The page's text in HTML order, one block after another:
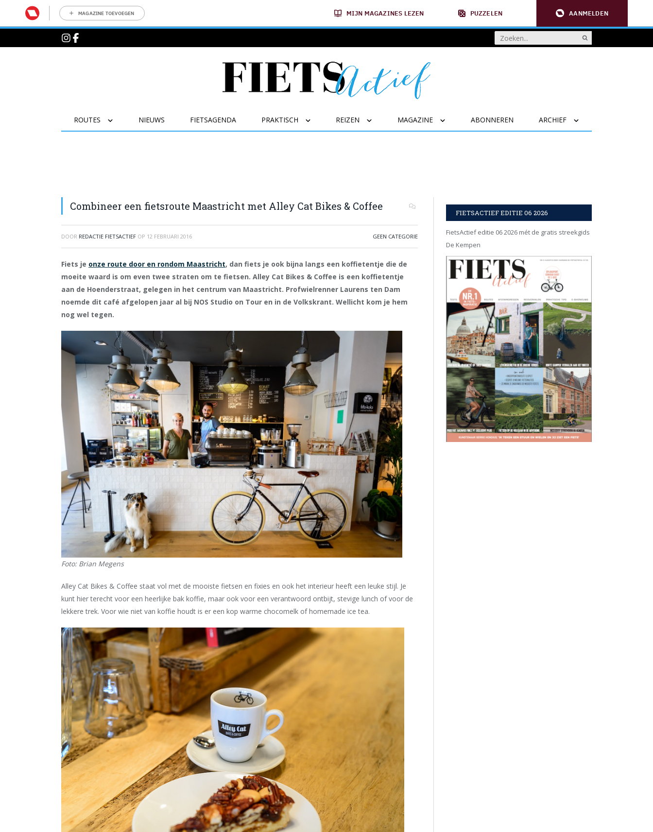
MAGAZINE TOEVOEGEN MIJN MAGAZINES LEZEN PUZZELEN AANMELDEN
ROUTES NIEUWS FIETSAGENDA PRAKTISCH REIZEN MAGAZINE ABONNEREN ARCHIEF
Combineer een fietsroute Maastricht met Alley Cat Bikes & Coffee
DOOR REDACTIE FIETSACTIEF OP 12 FEBRUARI 2016 GEEN CATEGORIE
Fiets je onze route door en rondom Maastricht, dan fiets je ook bijna langs een koffietentje die de
moeite waard is om even twee straten om te fietsen. Alley Cat Bikes & Coffee is een koffietentje
aan de Hoenderstraat, gelegen in het centrum van Maastricht. Profwielrenner Laurens ten Dam
noemde dit café afgelopen jaar al bij NOS Studio on Tour en in de Volkskrant. Wellicht kom je hem
nog wel tegen.
Foto: Brian Megens
Alley Cat Bikes & Coffee staat vol met de mooiste fietsen en fixies en ook het interieur heeft een leuke stijl. Je
kunt hier terecht voor een heerlijke bak koffie, maar ook voor een verantwoord ontbijt, stevige lunch of voor de
lekkere trek. Voor wie niet van koffie houdt is er een kop warme chocomelk of homemade ice tea.
FIETSACTIEF EDITIE 06 2026
FietsActief editie 06 2026 mét de gratis streekgids
De Kempen